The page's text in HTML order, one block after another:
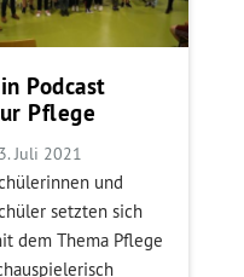
Podcast
Pflege
Juli 2021
und
setzten sich
dem Thema Pflege